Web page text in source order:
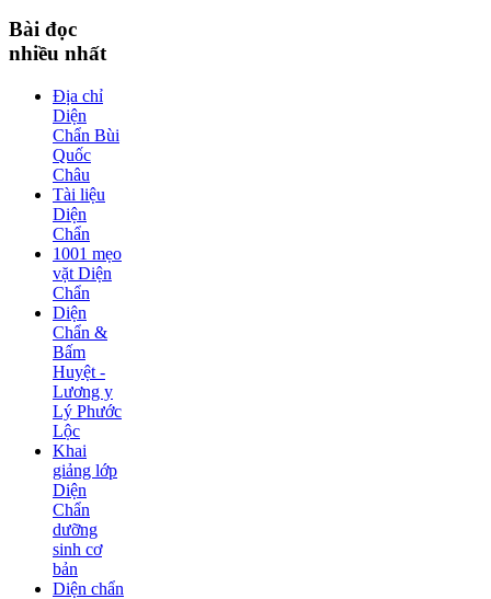
Bài đọc
nhiều nhất
Địa chỉ
Diện
Chẩn Bùi
Quốc
Châu
Tài liệu
Diện
Chẩn
1001 mẹo
vặt Diện
Chẩn
Diện
Chẩn &
Bấm
Huyệt -
Lương y
Lý Phước
Lộc
Khai
giảng lớp
Diện
Chẩn
dưỡng
sinh cơ
bản
Diện chẩn